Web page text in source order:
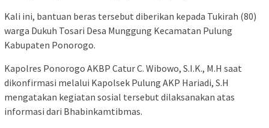
Kali ini, bantuan beras tersebut diberikan kepada Tukirah (80)
warga Dukuh Tosari Desa Munggung Kecamatan Pulung
Kabupaten Ponorogo.
Kapolres Ponorogo AKBP Catur C. Wibowo, S.I.K., M.H saat
dikonfirmasi melalui Kapolsek Pulung AKP Hariadi, S.H
mengatakan kegiatan sosial tersebut dilaksanakan atas
informasi dari Bhabinkamtibmas.